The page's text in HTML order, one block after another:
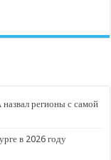
регионы с самой
в 2026 году